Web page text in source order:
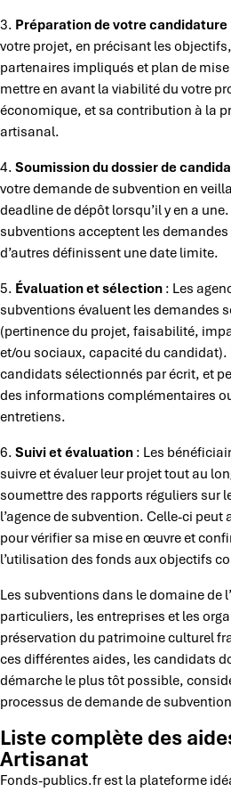
3. Préparation de votre candidature
votre projet, en précisant les
partenaires impliqués et plan de
mettre en avant la viabilité du votre
économique, et sa contribution à la
artisanal.
4. Soumission du dossier de
votre demande de subvention en
deadline de dépôt lorsqu’il y en a
subventions acceptent les demandes
d’autres définissent une date limite.
5. Évaluation et sélection : Les
subventions évaluent les demandes
(pertinence du projet, faisabilité,
et/ou sociaux, capacité du
candidats sélectionnés par écrit, et
des informations complémentaires
entretiens.
6. Suivi et évaluation : Les
suivre et évaluer leur projet tout au
soumettre des rapports réguliers sur
l’agence de subvention. Celle-ci
pour vérifier sa mise en œuvre et
l’utilisation des fonds aux objectifs
Les subventions dans le domaine de
particuliers, les entreprises et les
préservation du patrimoine culturel
ces différentes aides, les candidats
démarche le plus tôt possible,
processus de demande de
Liste complète des
Artisanat
Fonds-publics.fr est la plateforme